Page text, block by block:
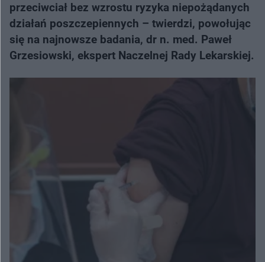
przeciwciał bez wzrostu ryzyka niepożądanych
działań poszczepiennych – twierdzi, powołując
się na najnowsze badania, dr n. med. Paweł
Grzesiowski, ekspert Naczelnej Rady Lekarskiej.